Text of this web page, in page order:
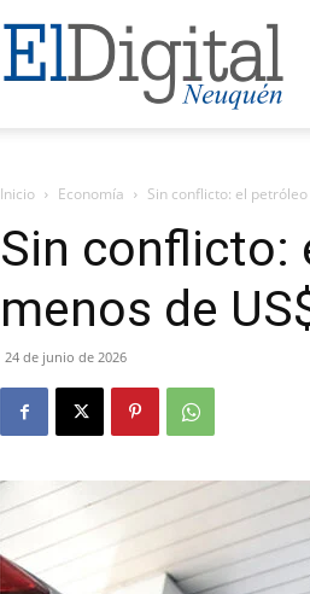
El
Digital
Neuquen
Inicio Economía Sin conflicto: el
Sin conflicto:
menos de
24 de junio de 2026